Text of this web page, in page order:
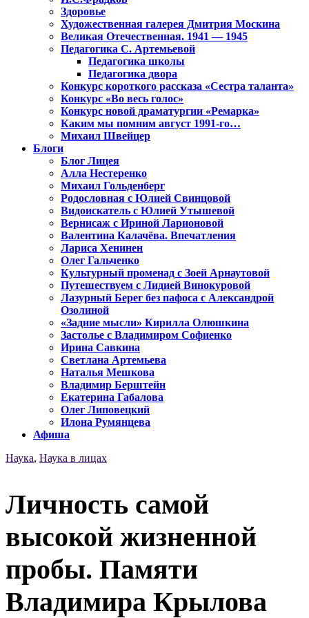
Здоровье
Художественная галерея Дмитрия Москина
Великая Отечественная. 1941 — 1945
Педагогика С. Артемьевой
Педагогика школы
Педагогика двора
Конкурс короткого рассказа «Сестра таланта»
Конкурс «Во весь голос»
Конкурс новой драматургии «Ремарка»
Каким мы помним август 1991-го…
Михаил Швейцер
Блоги
Блог Лицея
Алла Нестеренко
Михаил Гольденберг
Родословная с Юлией Свинцовой
Видоискатель с Юлией Утышевой
Вернисаж с Ириной Ларионовой
Валентина Калачёва. Впечатления
Лариса Хенинен
Олег Гальченко
Культурный променад с Зоей Арнаутовой
Путешествуем с Лидией Винокуровой
Лазурный Берег без пафоса с Александрой
Озолиной
«Задние мысли» Кирилла Олюшкина
Застолье с Владимиром Софиенко
Ирина Савкина
Светлана Артемьева
Наталья Мешкова
Владимир Берштейн
Екатерина Габалова
Олег Липовецкий
Илона Румянцева
Афиша
Наука, Наука в лицах
Личность самой
высокой жизненной
пробы. Памяти
Владимира Крылова